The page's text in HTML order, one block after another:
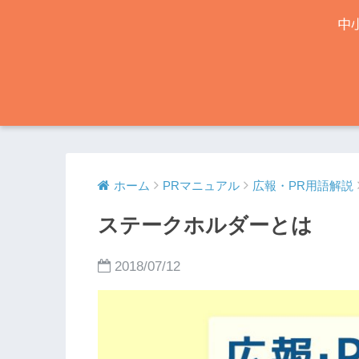
ホーム PRマニュアル 広報・PR用語解説
ステークホルダーとは
2018/07/12